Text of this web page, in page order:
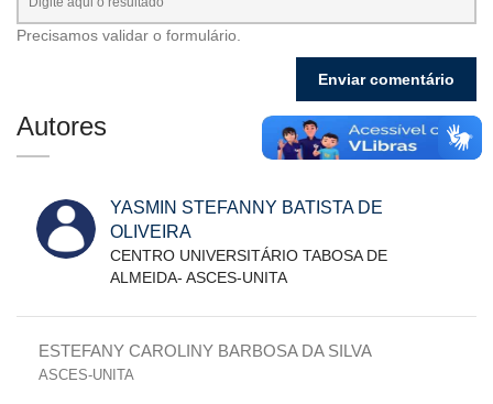
Precisamos validar o formulário.
Autores
YASMIN STEFANNY BATISTA DE
OLIVEIRA
CENTRO UNIVERSITÁRIO TABOSA DE
ALMEIDA- ASCES-UNITA
ESTEFANY CAROLINY BARBOSA DA SILVA
ASCES-UNITA